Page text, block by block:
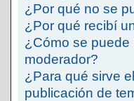
¿Por qué no se
¿Por qué recibí
¿Cómo se puede
moderador?
¿Para qué sirve
publicación de